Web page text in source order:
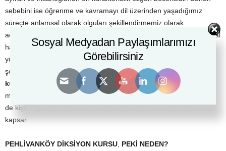
sebebini ise öğrenme ve kavramayı dil üzerinden yaşadığımız
süreçte anlamsal olarak olguları şekillendirmemiz olarak
açıklamaktadırlar. Dil, yalnızca öğrenme süreçlerimizde değil sosyal
hayatımızı şekillendirirken en çok başvurduğumuz aktif iletişim
yönteminden biridir. İletişim dünyamızı algılamamızı ve çevremizi
şekillendirmemizi, yaratmamızı ve yönetmemizi sağlar.
kursu
etkili iletişim eğitimiise, iletişimin tüm bu potansiyelini
mutlak verimde kullanarak bireyi gerek sosyal ve kültürel gerekse
de kişisel gelişimi açısından ileriye taşımayı hedefleyen eğitimleri
kapsar.
PEHLİVANKÖY DİKSİYON KURSU, PEKİ NEDEN?
Sosyal Medyadan Paylaşımlarımızı
Görebilirsiniz